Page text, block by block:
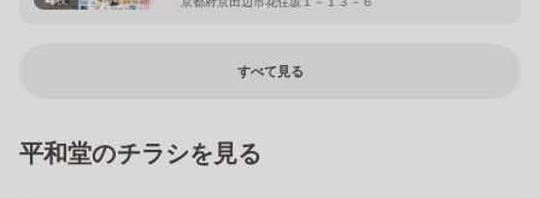
すべて見る
平和堂のチラシを見る